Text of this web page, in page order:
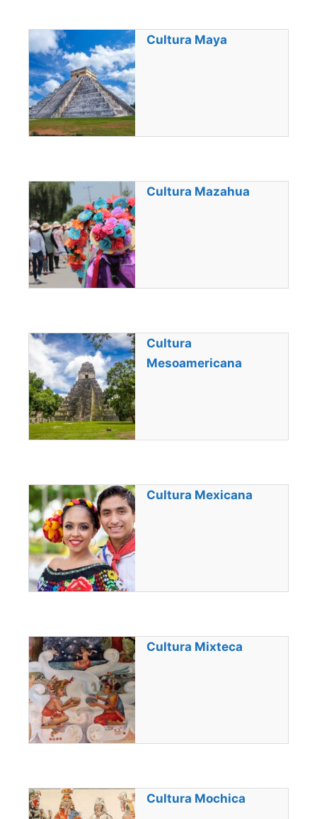
Cultura Maya
Cultura Mazahua
Cultura
Mesoamericana
Cultura Mexicana
Cultura Mixteca
Cultura Mochica